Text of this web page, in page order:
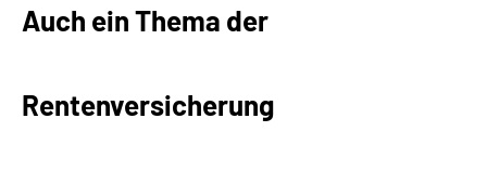
Experten
Auch ein Thema der
Rentenversicherung